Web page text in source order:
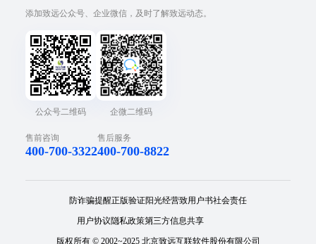
添加致远公众号、企业微信，及时了解致远动态。
公众号二维码 企微二维码
售前咨询
400-700-3322
售后服务
400-700-8822
防诈骗提醒正版验证阳光经营致用户书社会责任
用户协议隐私政策第三方信息共享
版权所有 © 2002~2025 北京致远互联软件股份有限公司